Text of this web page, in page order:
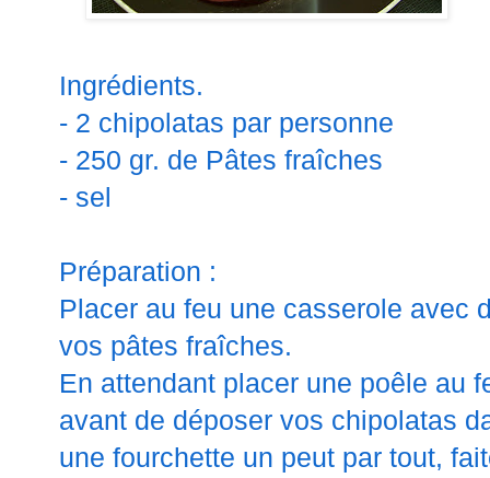
Ingrédients.
- 2 chipolatas par personne
- 250 gr. de Pâtes fraîches
- sel
Préparation :
Placer au feu une casserole avec
vos pâtes fraîches.
En attendant placer une poêle au
avant de déposer vos chipolatas
une fourchette un peut par tout,